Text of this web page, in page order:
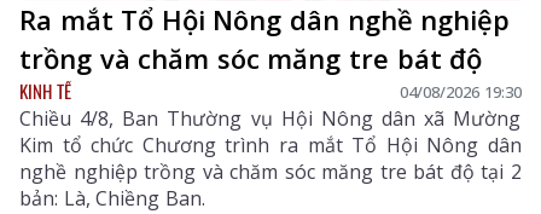
Ra mắt Tổ Hội Nông dân nghề nghiệp
trồng và chăm sóc măng tre bát độ
KINH TẾ 04/08/2026 19:30
Chiều 4/8, Ban Thường vụ Hội Nông dân xã Mường
Kim tổ chức Chương trình ra mắt Tổ Hội Nông dân
nghề nghiệp trồng và chăm sóc măng tre bát độ tại 2
bản: Là, Chiềng Ban.